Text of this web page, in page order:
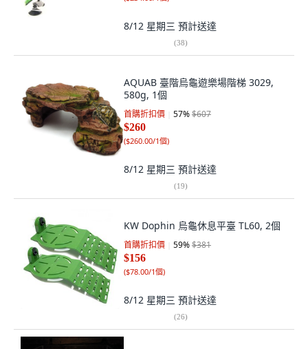
8/12 星期三 預計送達
(38)
AQUAB 臺階烏龜遊樂場階梯 3029,
580g, 1個
首購折扣價 57%$607
$260
($260.00/1個)
8/12 星期三 預計送達
(19)
KW Dophin 烏龜休息平臺 TL60, 2個
首購折扣價 59%$381
$156
($78.00/1個)
8/12 星期三 預計送達
(26)